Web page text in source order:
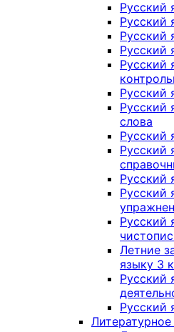
Русский
Русский
Русский
Русский
Русский
Русский
Русский
слова
Русский
Русский
Русский
Русский
Русский
Летние
языку 3
Русский
Русский